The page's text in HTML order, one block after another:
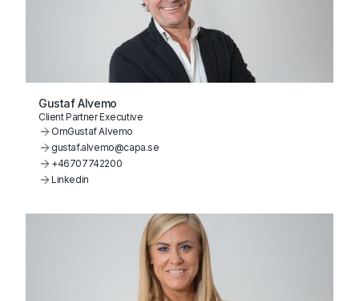
Gustaf Alvemo
Client Partner Executive
OmGustaf Alvemo
gustaf.alvemo@capa.se
+46707742200
Linkedin